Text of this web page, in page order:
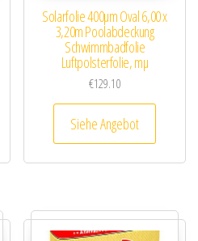
Solarfolie 400µm Oval 6,00 x
3,20m Poolabdeckung
Schwimmbadfolie
Luftpolsterfolie, mµ
€129.10
Siehe Angebot